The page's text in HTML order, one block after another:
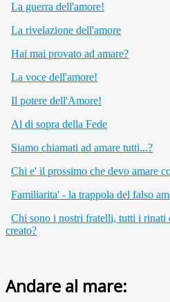
La guerra dell'amore!
La rivelazione dell'amore
Hai mai provato ad amare?
La voce dell'amore!
Il potere dell'Amore!
Al di sopra della Fede
Siamo chiamati ad amare tutti...?
Chi e' il prossimo che devo amare
Familiarita' - la trappola del falso
Chi sono i nostri fratelli, tutti i rinati
creato?
Andare al mare: